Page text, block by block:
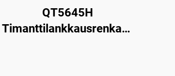
QT5645H
Timanttilankkausrenkaan